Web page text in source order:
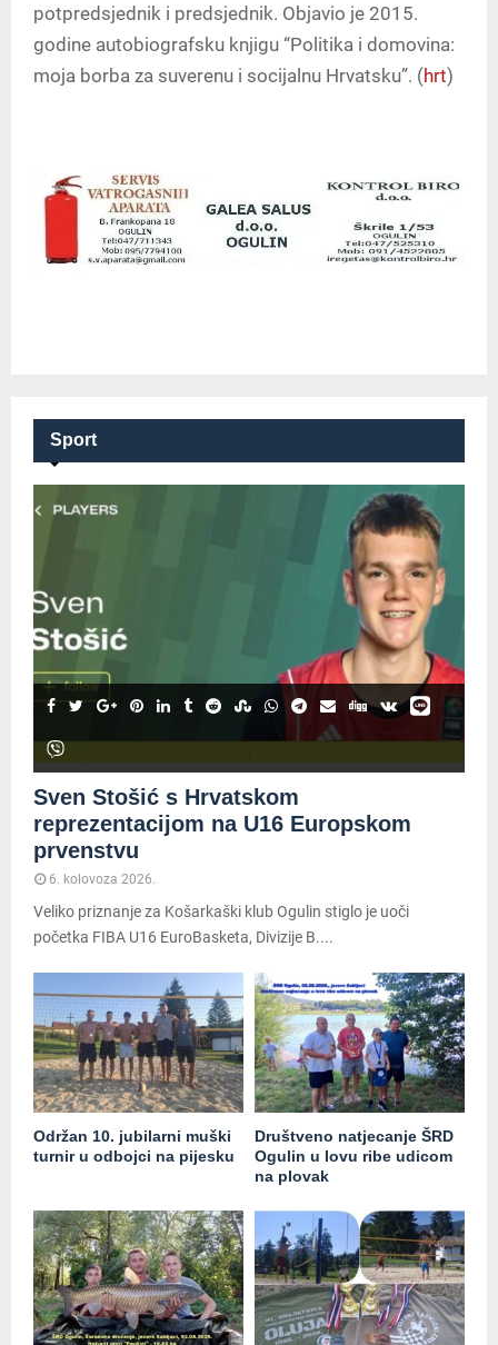
potpredsjednik i predsjednik. Objavio je 2015.
godine autobiografsku knjigu “Politika i domovina:
moja borba za suverenu i socijalnu Hrvatsku”. (hrt)
Sport
Sven Stošić s Hrvatskom
reprezentacijom na U16 Europskom
prvenstvu
6. kolovoza 2026.
Veliko priznanje za Košarkaški klub Ogulin stiglo je uoči
početka FIBA U16 EuroBasketa, Divizije B....
Održan 10. jubilarni muški
turnir u odbojci na pijesku
Društveno natjecanje ŠRD
Ogulin u lovu ribe udicom
na plovak